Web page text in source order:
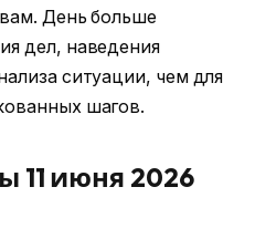
День больше
дел, наведения
ситуации, чем для
шагов.
11 июня 2026